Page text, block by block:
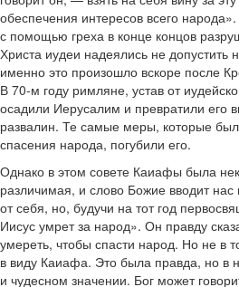
обеспечения интересов всего
с помощью греха в конце концов
Христа иудеи надеялись не
именно это произошло вскоре после
В 70-м году римляне, устав от
осадили Иерусалим и превратили его
развалин. Те самые меры, которые
спасения народа, погубили его.
Однако в этом совете Каиафы была
различимая, и слово Божие вводит
от себя, но, будучи на тот год
Иисус умрет за народ». Он правду
умереть, чтобы спасти народ. Но не в
в виду Каиафа. Это была правда, но в
и чудесном значении. Бог может